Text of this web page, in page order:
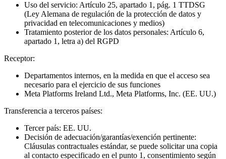
Uso del servicio: Artículo 25, apartado 1, pág. 1 TTDSG
(Ley Alemana de regulación de la protección de datos y
privacidad en telecomunicaciones y medios)
Tratamiento posterior de los datos personales: Artículo 6,
apartado 1, letra a) del RGPD
Receptor:
Departamentos internos, en la medida en que el acceso sea
necesario para el ejercicio de sus funciones
Meta Platforms Ireland Ltd., Meta Platforms, Inc. (EE. UU.)
Transferencia a terceros países:
Tercer país: EE. UU.
Decisión de adecuación/garantías/exención pertinente:
Cláusulas contractuales estándar, se puede solicitar una copia
al contacto especificado en el punto 1, consentimiento según